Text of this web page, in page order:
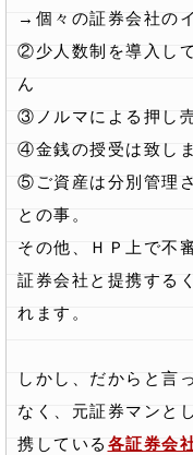
→個々の証券会社の
②少人数制を導入し
ん
③ノルマによる押し
④金銭の授受は致し
⑤ご資産は分別管理
との事。
その他、ＨＰ上で不
証券会社と提携する
れます。
しかし、だからと言
なく、元証券マンと
携している 各証券会